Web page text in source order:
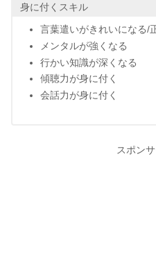
身に付くスキル
言葉遣いがきれいになる/
メンタルが強くなる
行かい知識が深くなる
傾聴力が身に付く
会話力が身に付く
スポン